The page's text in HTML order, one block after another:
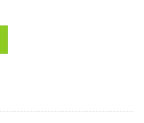
โปสเตอร์ 3 ภาษา 38x51cm